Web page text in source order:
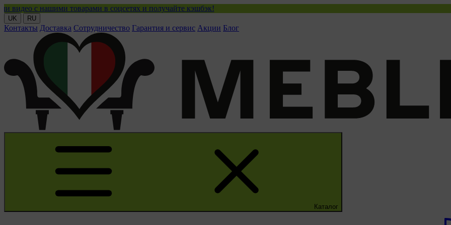
нашими товарами в соцсетях и получайте кэшбэк!
UK RU
Контакты Доставка Сотрудничество Гарантия и сервис Акции Блог
Каталог